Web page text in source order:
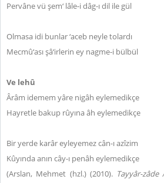
Pervâne vü şem‘ lâle-i dâg-ı dil ile gül
Olmasa idi bunlar ‘aceb neyle tolardı
Mecmû‘ası şâ‘irlerin ey nagme-i bülbül
Ve lehû
Ârâm idemem yâre nigâh eylemedikçe
Hayretle bakup rûyına âh eylemedikçe
Bir yerde karâr eyleyemez cân-ı azîzim
Kûyında anın cây-ı penâh eylemedikçe
(Arslan, Mehmet (hzl.) (2010). Tayyâr-zâde